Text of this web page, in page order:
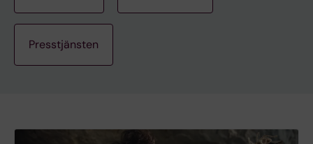
Presstjänsten